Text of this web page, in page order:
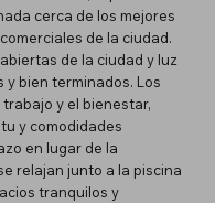
cerca de los mejores
de la ciudad.
de la ciudad y luz
bien terminados. Los
y el bienestar,
y comodidades
en lugar de la
relajan junto a la piscina
tranquilos y